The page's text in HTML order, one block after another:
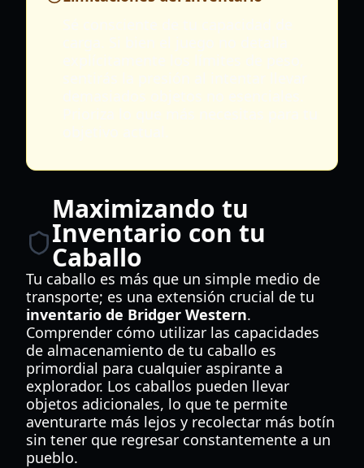
Maximizando tu
Inventario con tu
Caballo
Tu caballo es más que un simple medio de
transporte; es una extensión crucial de tu
inventario de Bridger Western.
Comprender cómo utilizar las capacidades
de almacenamiento de tu caballo es
primordial para cualquier aspirante a
explorador. Los caballos pueden llevar
objetos adicionales, lo que te permite
aventurarte más lejos y recolectar más botín
sin tener que regresar constantemente a un
pueblo.